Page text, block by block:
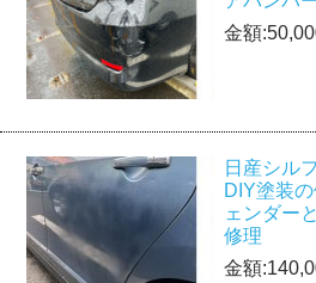
金額
日産シル
DIY塗装
ェンダー
修理
金額